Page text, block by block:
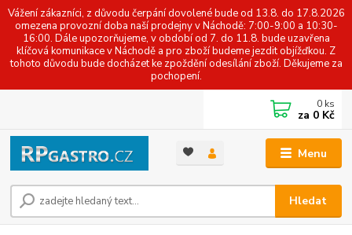
Vážení zákazníci, z důvodu čerpání dovolené bude od 13.8. do 17.8.2026
omezena provozní doba naší prodejny v Náchodě: 7:00-9:00 a 10:30-
16:00. Dále upozorňujeme, v období od 7. do 11.8. bude uzavřena
klíčová komunikace v Náchodě a pro zboží budeme jezdit objížďkou. Z
tohoto důvodu bude docházet ke zpoždění odesílání zboží. Děkujeme za
pochopení.
Menu
Hledat
0 ks
za 0 Kč